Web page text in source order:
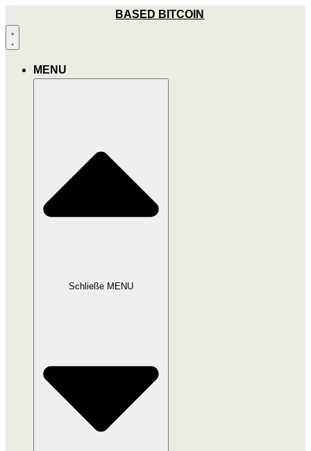
Inhalt
wechseln
BASED BITCOIN
MENU
Schließe MENU